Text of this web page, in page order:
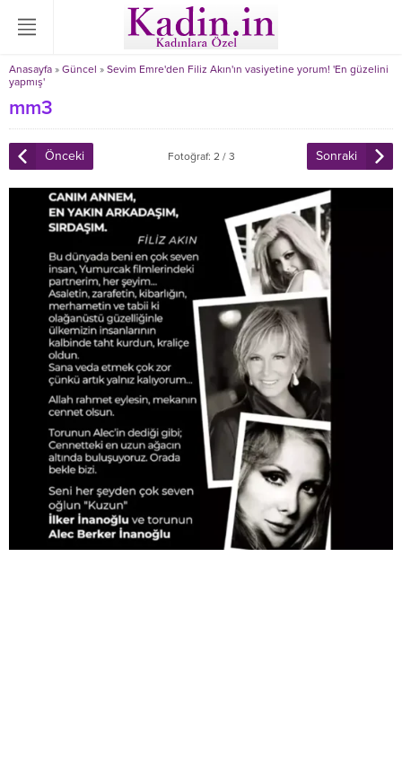
Anasayfa » Güncel » Sevim Emre'den Filiz Akın'ın vasiyetine yorum! 'En güzelini
yapmış'
mm3
Önceki Fotoğraf: 2 / 3 Sonraki